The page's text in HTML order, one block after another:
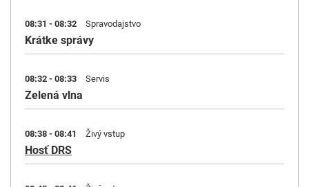
08:31 - 08:32 Spravodajstvo
Krátke správy
08:32 - 08:33 Servis
Zelená vlna
08:38 - 08:41 Živý vstup
Hosť DRS